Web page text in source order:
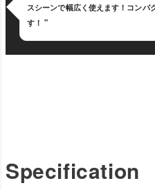
スシーンで幅広く使えます！コンパ
す！ "
Specification